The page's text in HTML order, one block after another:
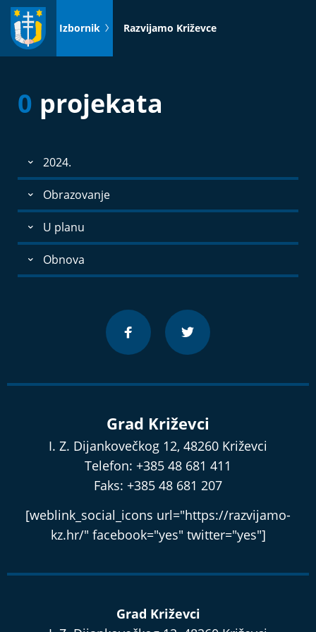
Idi
sadržaj
Izbornik Razvijamo Križevce
0 projekata
2024.
Obrazovanje
U planu
Obnova
Grad Križevci
I. Z. Dijankovečkog 12, 48260 Križevci
Telefon: +385 48 681 411
Faks: +385 48 681 207
[weblink_social_icons url="https://razvijamo-
kz.hr/" facebook="yes" twitter="yes"]
Grad Križevci